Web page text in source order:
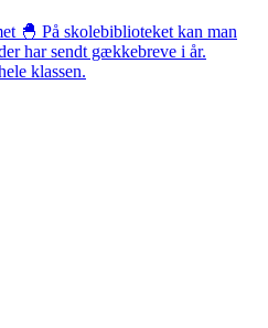
🐣 På skolebiblioteket kan man
har sendt gækkebreve i år.
klassen.